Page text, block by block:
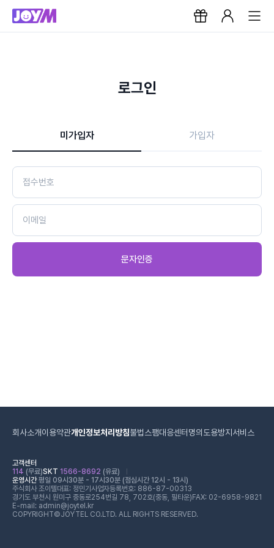
로그인
미가입자 가입자
문자인증
회사소개이용약관개인정보처리방침불법스팸대응센터 명의도용방지서비스
고객센터
114 (무료)SKT 1566-8692 (유료)
운영시간평일 09시30분 - 17시30분 (점심시간 12시 - 13시)
주식회사 조이텔대표: 정민기 사업자등록번호: 886-87-00313
경기도 부천시 원미구 중동로254번길 78, 702호(중동, 필타운) FAX: 02-6958-9821
E-mail: admin@joytel.kr
COPYRIGHT©JOYTEL CO.LTD. ALL RIGHTS RESERVED.